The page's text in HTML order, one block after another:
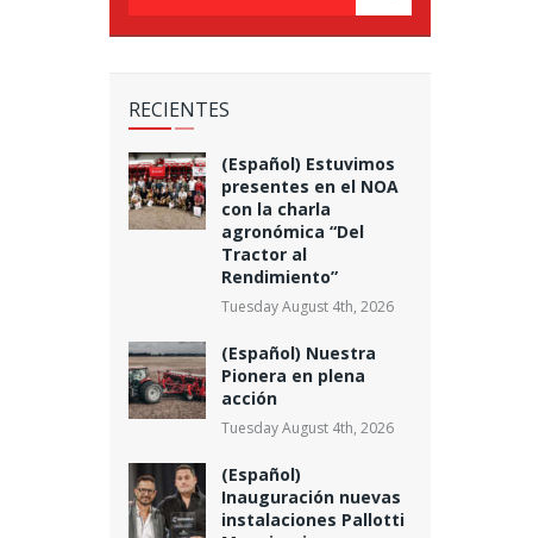
RECIENTES
(Español) Estuvimos
presentes en el NOA
con la charla
agronómica “Del
Tractor al
Rendimiento”
Tuesday August 4th, 2026
(Español) Nuestra
Pionera en plena
acción
Tuesday August 4th, 2026
(Español)
Inauguración nuevas
instalaciones Pallotti